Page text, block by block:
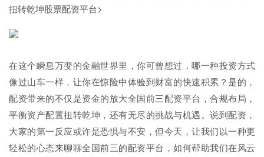
扭转乾坤股票配资平台>
在这个瞬息万变的金融世界里，你可曾想过，哪一种投资方式
像过山车一样，让你在惊险中体验到财富的快速积累？是的，
配资带来的不仅是资金的放大全国前三配资平台，合规布局，
平衡资产配置扭转乾坤，还有无尽的挑战与机遇。说到配资，
大家的第一反应或许是恐惧与不安，但今天，让我们以一种更
轻松的心态来聊聊全国前三的配资平台，如何帮助我们在风云